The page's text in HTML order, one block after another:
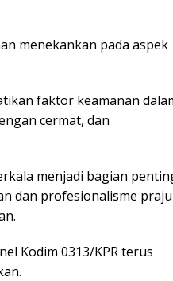
menekankan pada aspek
faktor keamanan
cermat, dan
menjadi bagian
dan profesionalisme
Kodim 0313/KPR terus